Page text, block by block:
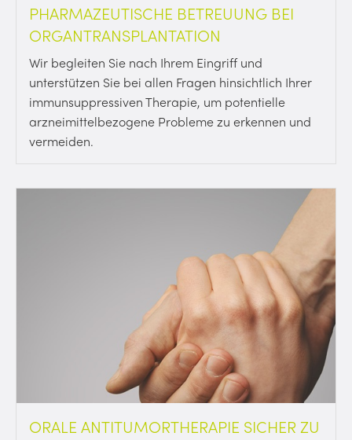
PHARMAZEUTISCHE BETREUUNG BEI
ORGANTRANSPLANTATION
Wir begleiten Sie nach Ihrem Eingriff und
unterstützen Sie bei allen Fragen hinsichtlich Ihrer
immunsuppressiven Therapie, um potentielle
arzneimittelbezogene Probleme zu erkennen und
vermeiden.
ORALE ANTITUMORTHERAPIE SICHER ZU